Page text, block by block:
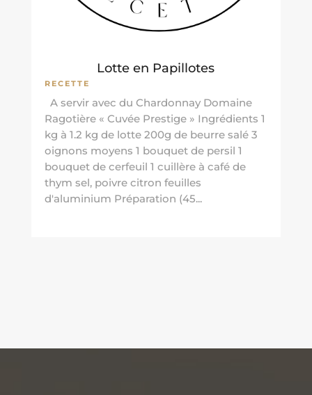
Lotte en Papillotes
RECETTE
A servir avec du Chardonnay Domaine
Ragotière « Cuvée Prestige » Ingrédients 1
kg à 1.2 kg de lotte 200g de beurre salé 3
oignons moyens 1 bouquet de persil 1
bouquet de cerfeuil 1 cuillère à café de
thym sel, poivre citron feuilles
d'aluminium Préparation (45...